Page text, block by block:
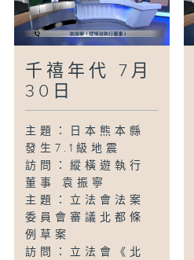
千禧年代 7月
30日
主題：日本熊本縣
發生7.1級地震
訪問：縱橫遊執行
董事 袁振寧
主題：立法會法案
委員會審議北都條
例草案
訪問：立法會《北